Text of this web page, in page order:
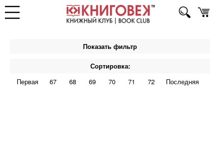
Показать фильтр
Сортировка:
Первая
67 68 69 70 71 72 Последняя